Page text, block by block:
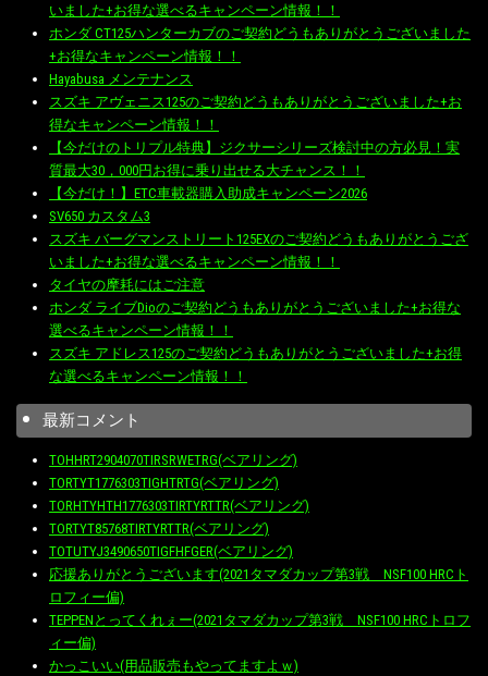
いました+お得な選べるキャンペーン情報！！
ホンダ CT125ハンターカブのご契約どうもありがとうございました
+お得なキャンペーン情報！！
Hayabusa メンテナンス
スズキ アヴェニス125のご契約どうもありがとうございました+お
得なキャンペーン情報！！
【今だけのトリプル特典】ジクサーシリーズ検討中の方必見！実
質最大30，000円お得に乗り出せる大チャンス！！
【今だけ！】ETC車載器購入助成キャンペーン2026
SV650 カスタム3
スズキ バーグマンストリート125EXのご契約どうもありがとうござ
いました+お得な選べるキャンペーン情報！！
タイヤの摩耗にはご注意
ホンダ ライブDioのご契約どうもありがとうございました+お得な
選べるキャンペーン情報！！
スズキ アドレス125のご契約どうもありがとうございました+お得
な選べるキャンペーン情報！！
最新コメント
TOHHRT2904070TIRSRWETRG(ベアリング)
TORTYT1776303TIGHTRTG(ベアリング)
TORHTYHTH1776303TIRTYRTTR(ベアリング)
TORTYT85768TIRTYRTTR(ベアリング)
TOTUTYJ3490650TIGFHFGER(ベアリング)
応援ありがとうございます(2021タマダカップ第3戦 NSF100 HRCト
ロフィー偏)
TEPPENとってくれぇー(2021タマダカップ第3戦 NSF100 HRCトロフ
ィー偏)
かっこいい(用品販売もやってますよｗ)